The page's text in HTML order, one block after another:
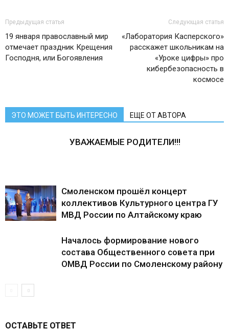
Предыдущая статья
19 января православный мир
отмечает праздник Крещения
Господня, или Богоявления
Следующая статья
«Лаборатория Касперского»
расскажет школьникам на
«Уроке цифры» про
кибербезопасность в
космосе
ЭТО МОЖЕТ БЫТЬ ИНТЕРЕСНО ЕЩЕ ОТ АВТОРА
УВАЖАЕМЫЕ РОДИТЕЛИ!!!
Смоленском прошёл концерт
коллективов Культурного центра ГУ
МВД России по Алтайскому краю
Началось формирование нового
состава Общественного совета при
ОМВД России по Смоленскому району
ОСТАВЬТЕ ОТВЕТ